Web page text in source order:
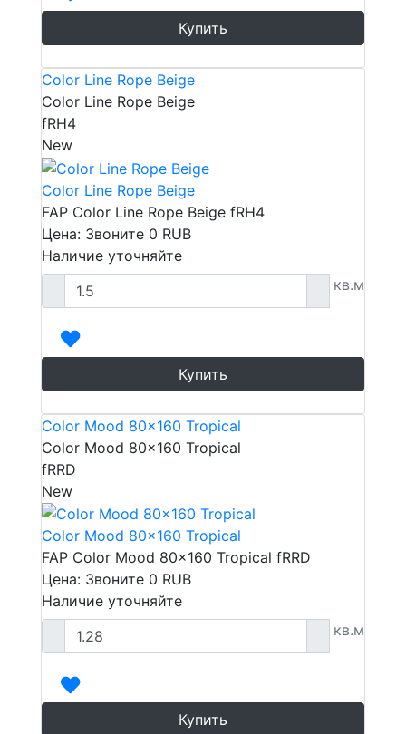
Купить
Color Line Rope Beige
Color Line Rope Beige
fRH4
New
Color Line Rope Beige
FAP Color Line Rope Beige fRH4
Цена: Звоните 0 RUB
Наличие уточняйте
кв.м
Купить
Color Mood 80x160 Tropical
Color Mood 80x160 Tropical
fRRD
New
Color Mood 80x160 Tropical
FAP Color Mood 80x160 Tropical fRRD
Цена: Звоните 0 RUB
Наличие уточняйте
кв.м
Купить